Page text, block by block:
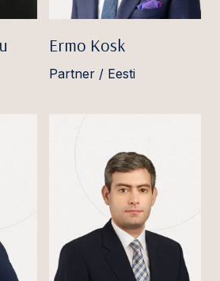
Ermo Kosk
Partner / Eesti